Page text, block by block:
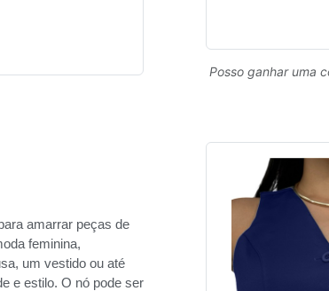
amarrar peças de
feminina,
um vestido ou até
e estilo. O nó pode ser
Posso ganhar uma